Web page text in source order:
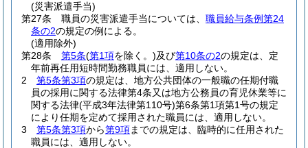
(災害派遣手当)
第27条
職員の災害派遣手当については、 職員給与条例第24
条の2の規定の例による。
(適用除外)
第28条
第5条(第1項を除く。)及び第10条の2の規定は、定
年前再任用短時間勤務職員には、適用しない。
2
第5条第3項の規定は、地方公共団体の一般職の任期付職
員の採用に関する法律第4条又は地方公務員の育児休業等に
関する法律(平成3年法律第110号)第6条第1項第1号の規定
により任期を定めて採用された職員には、適用しない。
3
第5条第3項から第9項までの規定は、臨時的に任用された
職員には、適用しない。